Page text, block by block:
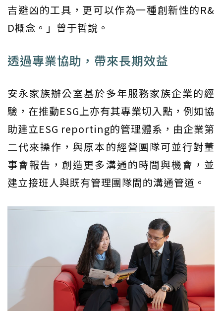
吉避凶的工具，更可以作為一種創新性的R&
D概念。」曾于哲說。
透過專業協助，帶來長期效益
安永家族辦公室基於多年服務家族企業的經
驗，在推動ESG上亦有其專業切入點，例如協
助建立ESG reporting的管理體系，由企業第
二代來操作，與原本的經營團隊可並行對董
事會報告，創造更多溝通的時間與機會，並
建立接班人與既有管理團隊間的溝通管道。